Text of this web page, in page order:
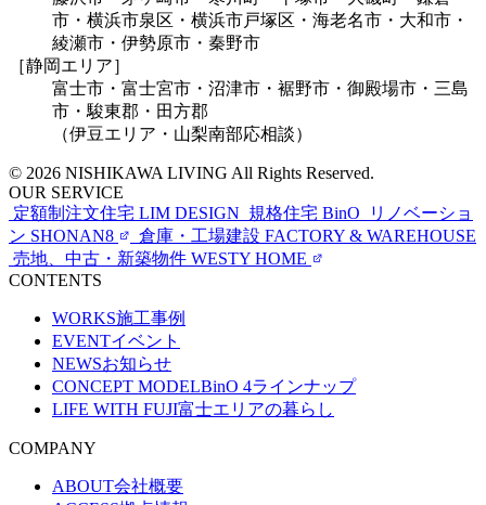
市・横浜市泉区・横浜市戸塚区・海老名市・大和市・
綾瀬市・伊勢原市・秦野市
［静岡エリア］
富士市・富士宮市・沼津市・裾野市・御殿場市・三島
市・駿東郡・田方郡
（伊豆エリア・山梨南部応相談）
© 2026 NISHIKAWA LIVING All Rights Reserved.
OUR SERVICE
定額制注文住宅 LIM DESIGN 規格住宅 BinO
リノベーショ
ン SHONAN8 倉庫・工場建設 FACTORY & WAREHOUSE
売地、中古・新築物件 WESTY HOME
CONTENTS
WORKS施工事例
EVENTイベント
NEWSお知らせ
CONCEPT MODELBinO 4ラインナップ
LIFE WITH FUJI富士エリアの暮らし
COMPANY
ABOUT会社概要